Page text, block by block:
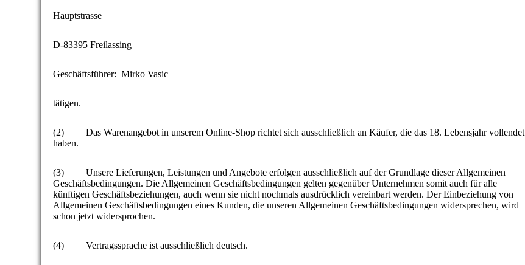
Hauptstrasse
D-83395 Freilassing
Geschäftsführer: Mirko Vasic
tätigen.
(2) Das Warenangebot in unserem Online-Shop richtet sich ausschließlich an Käufer, die das 18. Lebensjahr vollendet
haben.
(3) Unsere Lieferungen, Leistungen und Angebote erfolgen ausschließlich auf der Grundlage dieser Allgemeinen
Geschäftsbedingungen. Die Allgemeinen Geschäftsbedingungen gelten gegenüber Unternehmen somit auch für alle
künftigen Geschäftsbeziehungen, auch wenn sie nicht nochmals ausdrücklich vereinbart werden. Der Einbeziehung von
Allgemeinen Geschäftsbedingungen eines Kunden, die unseren Allgemeinen Geschäftsbedingungen widersprechen, wird
schon jetzt widersprochen.
(4) Vertragssprache ist ausschließlich deutsch.